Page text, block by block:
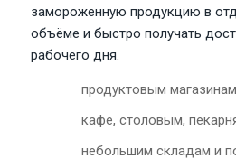
замороженную продукцию в
объёме и быстро получать
рабочего дня.
продуктовым
кафе, столовым,
небольшим складам и